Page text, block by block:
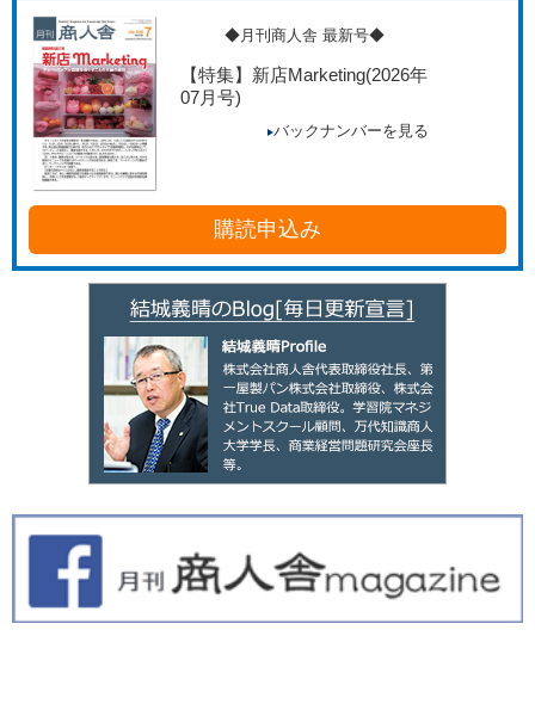
◆月刊商人舎 最新号◆
【特集】新店Marketing(2026年
07月号)
バックナンバーを見る
購読申込み